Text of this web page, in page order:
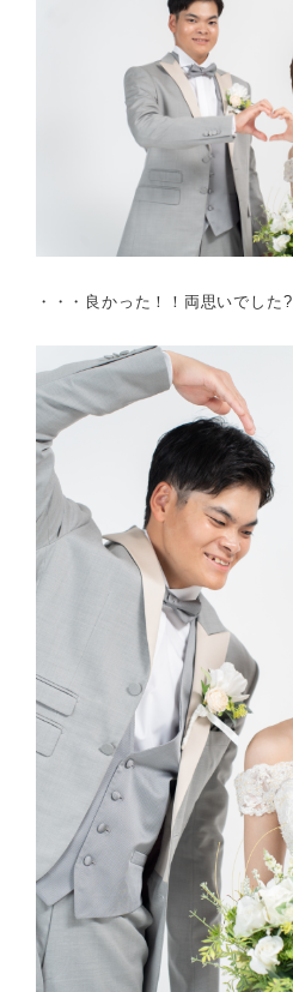
・・・良かった！！両思いでした?